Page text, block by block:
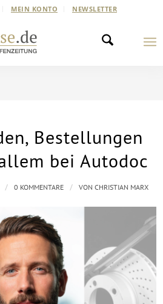
MEIN KONTO NEWSLETTER
Bestellungen
bei Autodoc
/ 0 KOMMENTARE / VONCHRISTIAN MARX